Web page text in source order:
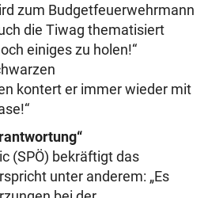
zum Budgetfeuerwehrmann
die Tiwag thematisiert
einiges zu holen!“
kontert er immer wieder mit
(SPÖ) bekräftigt das
unter anderem: „Es